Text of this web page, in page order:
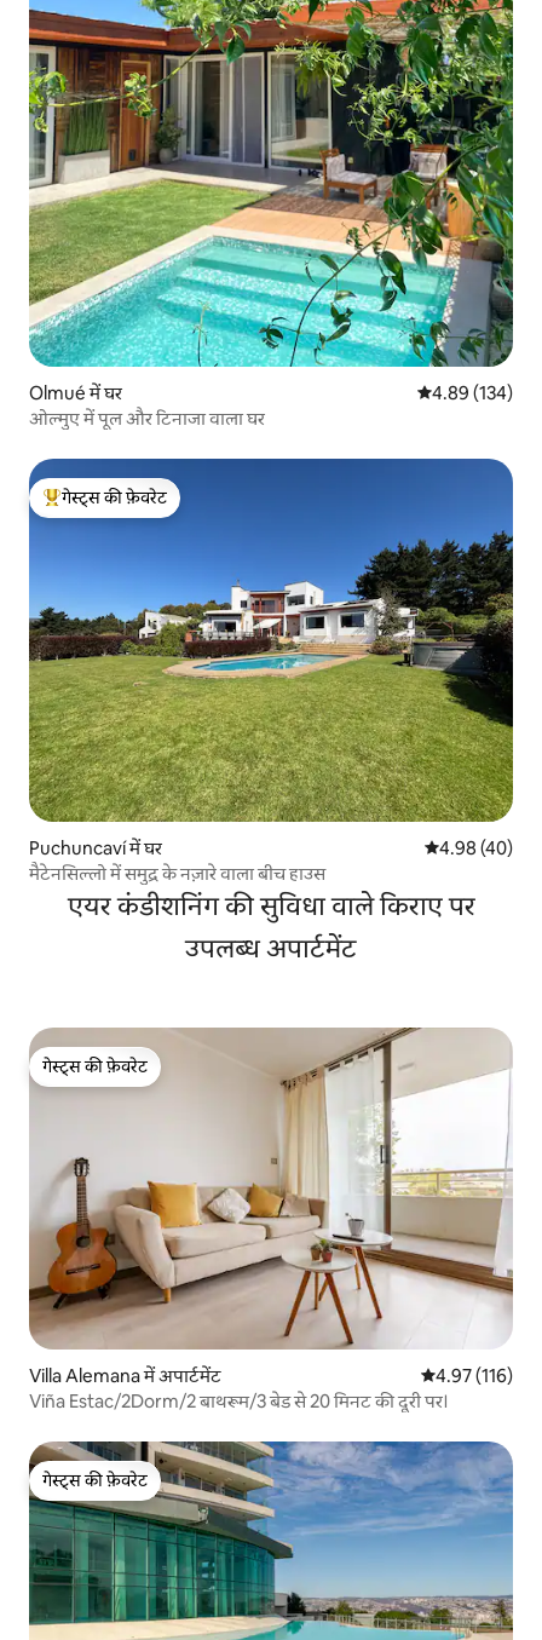
Olmué में घर औसत रेटिंग 5 में से
4.89 (134)
ओल्मुए में पूल और टिनाजा वाला घर
गेस्ट्स का टॉप फ़ेवरेट
गेस्ट्स की फ़ेवरेट
Puchuncaví में घर औसत रेटिंग 5 में
4.98 (40)
मैटेनसिल्लो में समुद्र के नज़ारे वाला बीच हाउस
एयर कंडीशनिंग की सुविधा वाले किराए पर
उपलब्ध अपार्टमेंट
गेस्ट्स की फ़ेवरेट
गेस्ट्स की फ़ेवरेट
Villa Alemana में अपार्टमेंट औसत रेटिंग 5 में से
4.97 (116)
Viña Estac/2Dorm/2 बाथरूम/3 बेड से 20 मिनट की दूरी पर।
गेस्ट्स की फ़ेवरेट
गेस्ट्स की फ़ेवरेट